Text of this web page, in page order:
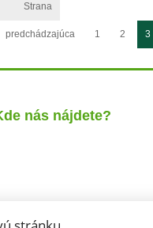
Strana
predchádzajúca 1 2 3
nás nájdete?